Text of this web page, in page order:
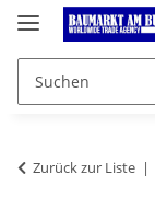
Zurück zur Liste